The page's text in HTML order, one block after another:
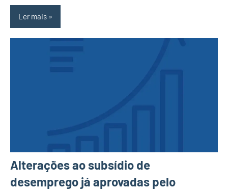
Ler mais
Alterações ao subsídio de
desemprego já aprovadas pelo